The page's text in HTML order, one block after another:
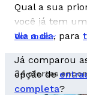
Qual a sua
você já tem
dia a dia, para
Já comparou
opção de
completa?
Ver mais
34 ofertas